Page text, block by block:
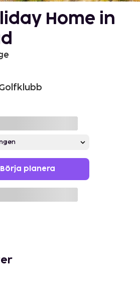
Home in
Börja planera